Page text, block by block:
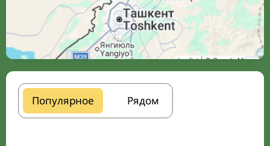
Leaflet| © Google Maps
Популярное Рядом